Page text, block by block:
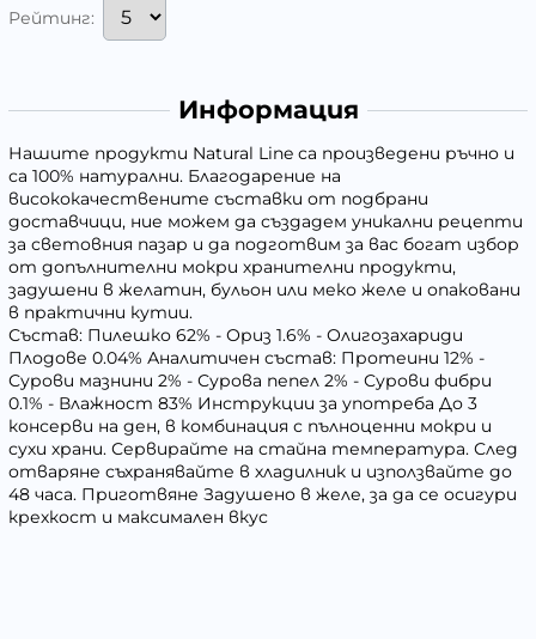
Рейтинг:
Информация
Нашите продукти Natural Line са произведени ръчно и
са 100% натурални. Благодарение на
висококачествените съставки от подбрани
доставчици, ние можем да създадем уникални рецепти
за световния пазар и да подготвим за вас богат избор
от допълнителни мокри хранителни продукти,
задушени в желатин, бульон или меко желе и опаковани
в практични кутии.
Състав: Пилешко 62% - Ориз 1.6% - Олигозахариди
Плодове 0.04% Аналитичен състав: Протеини 12% -
Сурови мазнини 2% - Сурова пепел 2% - Сурови фибри
0.1% - Влажност 83% Инструкции за употреба До 3
консерви на ден, в комбинация с пълноценни мокри и
сухи храни. Сервирайте на стайна температура. След
отваряне съхранявайте в хладилник и използвайте до
48 часа. Приготвяне Задушено в желе, за да се осигури
крехкост и максимален вкус